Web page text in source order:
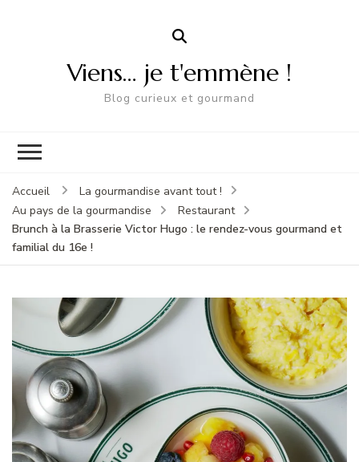
Viens… je t'emmène !
Blog curieux et gourmand
Accueil
La gourmandise avant tout !
Au pays de la gourmandise
Restaurant
Brunch à la Brasserie Victor Hugo : le rendez-vous gourmand et
familial du 16e !